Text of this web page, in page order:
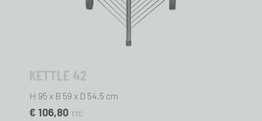
KETTLE 42
H 95 x B 59 x D 54.5 cm
€ 106,80 TTC